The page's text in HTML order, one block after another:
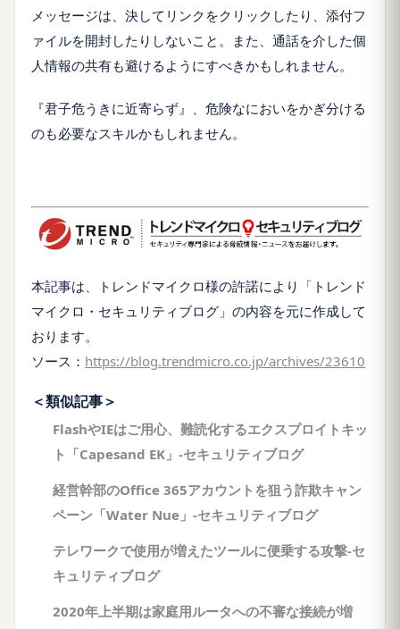
メッセージは、決してリンクをクリックしたり、添付フ
ァイルを開封したりしないこと。また、通話を介した個
人情報の共有も避けるようにすべきかもしれません。
『君子危うきに近寄らず』、危険なにおいをかぎ分ける
のも必要なスキルかもしれません。
本記事は、トレンドマイクロ様の許諾により「トレンド
マイクロ・セキュリティブログ」の内容を元に作成して
おります。
ソース： https://blog.trendmicro.co.jp/archives/23610
＜類似記事＞
FlashやIEはご用心、難読化するエクスプロイトキッ
ト「Capesand EK」-セキュリティブログ
経営幹部のOffice 365アカウントを狙う詐欺キャン
ペーン「Water Nue」-セキュリティブログ
テレワークで使用が増えたツールに便乗する攻撃-セ
キュリティブログ
2020年上半期は家庭用ルータへの不審な接続が増